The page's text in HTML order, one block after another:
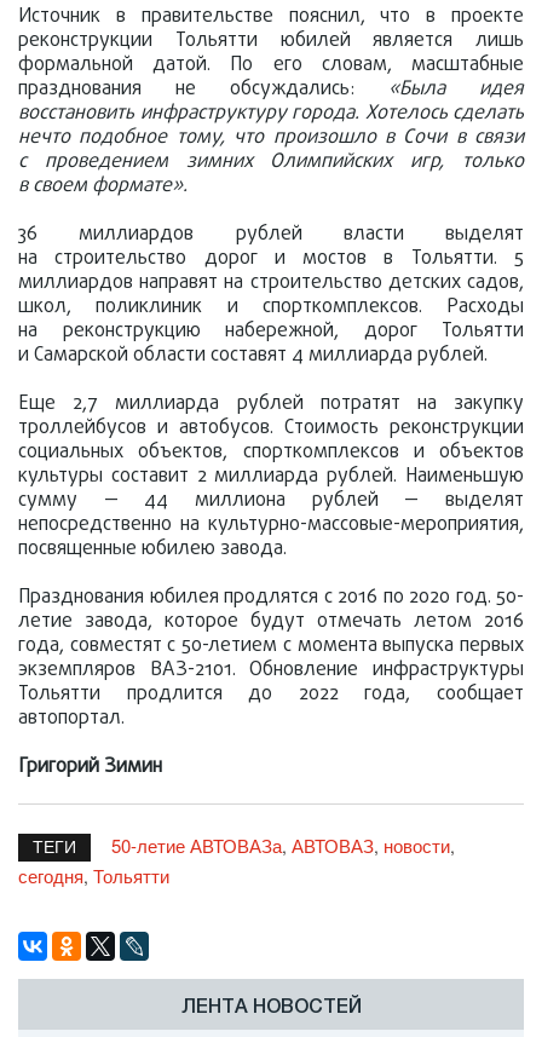
Источник в правительстве пояснил, что в проекте
реконструкции Тольятти юбилей является лишь
формальной датой. По его словам, масштабные
празднования не обсуждались: «Была идея
восстановить инфраструктуру города. Хотелось сделать
нечто подобное тому, что произошло в Сочи в связи
с проведением зимних Олимпийских игр, только
в своем формате».
36 миллиардов рублей власти выделят
на строительство дорог и мостов в Тольятти. 5
миллиардов направят на строительство детских садов,
школ, поликлиник и спорткомплексов. Расходы
на реконструкцию набережной, дорог Тольятти
и Самарской области составят 4 миллиарда рублей.
Еще 2,7 миллиарда рублей потратят на закупку
троллейбусов и автобусов. Стоимость реконструкции
социальных объектов, спорткомплексов и объектов
культуры составит 2 миллиарда рублей. Наименьшую
сумму — 44 миллиона рублей — выделят
непосредственно на культурно-массовые-мероприятия,
посвященные юбилею завода.
Празднования юбилея продлятся с 2016 по 2020 год. 50-
летие завода, которое будут отмечать летом 2016
года, совместят с 50-летием с момента выпуска первых
экземпляров ВАЗ-2101. Обновление инфраструктуры
Тольятти продлится до 2022 года, сообщает
автопортал.
Григорий Зимин
ТЕГИ 50-летие АВТОВАЗа, АВТОВАЗ, новости,
сегодня, Тольятти
ЛЕНТА НОВОСТЕЙ